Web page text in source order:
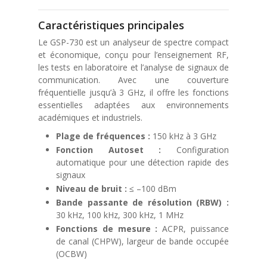
Caractéristiques principales
Le GSP-730 est un analyseur de spectre compact
et économique, conçu pour l’enseignement RF,
les tests en laboratoire et l’analyse de signaux de
communication. Avec une couverture
fréquentielle jusqu’à 3 GHz, il offre les fonctions
essentielles adaptées aux environnements
académiques et industriels.
Plage de fréquences : 150 kHz à 3 GHz
Fonction Autoset : Configuration
automatique pour une détection rapide des
signaux
Niveau de bruit : ≤ –100 dBm
Bande passante de résolution (RBW) :
30 kHz, 100 kHz, 300 kHz, 1 MHz
Fonctions de mesure : ACPR, puissance
de canal (CHPW), largeur de bande occupée
(OCBW)